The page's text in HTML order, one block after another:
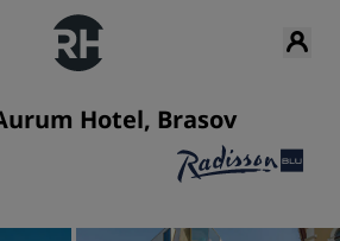
Hotel, Brasov